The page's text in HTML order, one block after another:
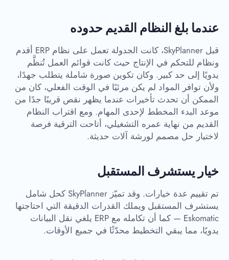
عندما بلغ النظام القديم حدوده
قبل SkyPlanner، كانت الجدولة تعمل على نظام ERP أقدم
ونظام للتحكم في الإنتاج حيث كانت قوائم العمل تُنظَّم
يدويًا إلى حد كبير. وكان تكوين صورة شاملة يتطلب جهدًا،
ولأن توافر المواد لم يكن مرئيًا في الوقت الفعلي، كان من
الممكن أن تحدث تأخيرات عندما يظهر نقص قريبًا جدًا من
موعد البدء المخطط لإحدى المهام. ومع اقتراب النظام
القديم من نهاية عمره التشغيلي، أتاحت الترقية فرصة
لاختيار حل مصمم لورشة آلات حديثة.
خيار يستشرف المستقبل
تم تقييم عدة خيارات. وقد تميّز SkyPlanner كحل شامل
يستشرف المستقبل ويملك القدرات الدقيقة التي احتاجتها
Eskomatic — كما أن تكامله مع ERP يلغي نقل البيانات
يدويًا، مما يبقي التخطيط محدّثًا في جميع الأوقات.